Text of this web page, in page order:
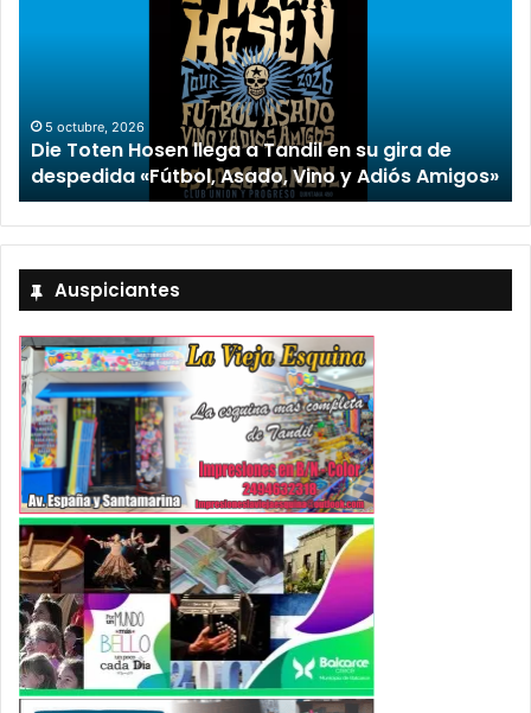
“TIRRIA” llega a Tandil con un elenco de lujo
encabezado por Capusotto, Spregelburd y
Stefani
Auspiciantes